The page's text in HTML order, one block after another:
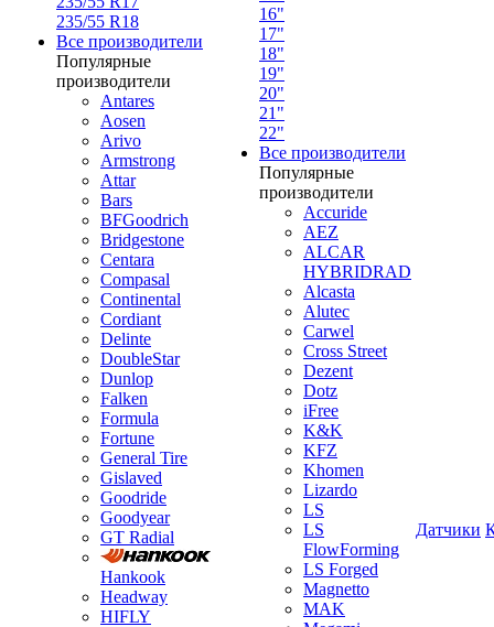
235/55 R18
Все производители
Популярные
производители
Antares
Aosen
Arivo
Armstrong
Attar
Bars
BFGoodrich
Bridgestone
Centara
Compasal
Continental
Cordiant
Delinte
DoubleStar
Dunlop
Falken
Formula
Fortune
General Tire
Gislaved
Goodride
Goodyear
GT Radial
Hankook
Headway
HIFLY
16"
17"
18"
19"
20"
21"
22"
Все производители
Популярные
производители
Accuride
AEZ
ALCAR
HYBRIDRAD
Alcasta
Alutec
Carwel
Cross Street
Dezent
Dotz
iFree
K&K
KFZ
Khomen
Lizardo
LS
LS
FlowForming
LS Forged
Magnetto
MAK
Датчики